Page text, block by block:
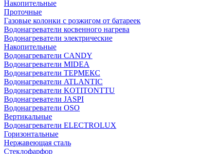
Накопительные
Проточные
Газовые колонки с розжигом от батареек
Водонагреватели косвенного нагрева
Водонагреватели электрические
Накопительные
Водонагреватели CANDY
Водонагреватели MIDEA
Водонагреватели ТЕРМЕКС
Водонагреватели ATLANTIC
Водонагреватели KOTITONTTU
Водонагреватели JASPI
Водонагреватели OSO
Вертикальные
Водонагреватели ELECTROLUX
Горизонтальные
Нержавеющая сталь
Стеклофарфор